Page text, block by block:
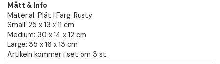
Mått & Info
Material: Plåt | Färg: Rusty
Small: 25 x 13 x 11 cm
Medium: 30 x 14 x 12 cm
Large: 35 x 16 x 13 cm
Artikeln kommer i set om 3 st.